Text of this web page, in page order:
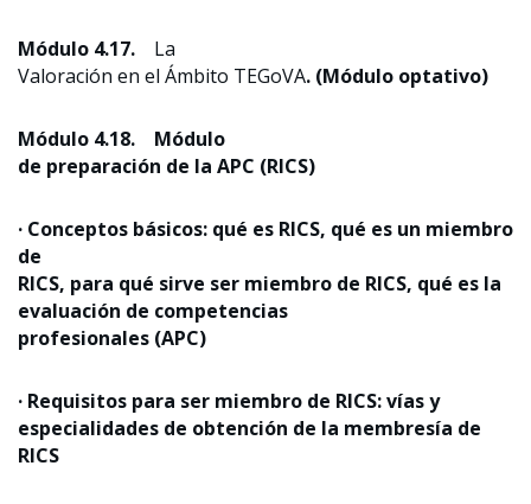
Módulo 4.17. La
Valoración en el Ámbito TEGoVA. (Módulo optativo)
Módulo 4.18. Módulo
de preparación de la APC (RICS)
· Conceptos básicos: qué es RICS, qué es un miembro
de
RICS, para qué sirve ser miembro de RICS, qué es la
evaluación de competencias
profesionales (APC)
· Requisitos para ser miembro de RICS: vías y
especialidades de obtención de la membresía de
RICS